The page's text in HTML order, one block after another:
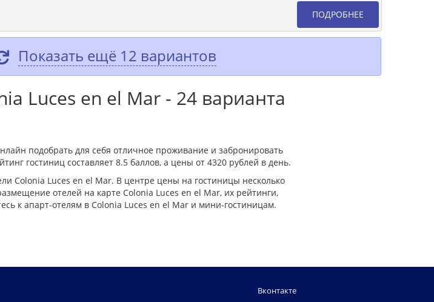
ПОДРОБНЕЕ
Показать ещё 12 вариантов
Luces en el Mar - 24 варианта
подобрать для себя отличное проживание и забронировать
гостиниц составляет 8.5 баллов, а цены от 4320 рублей в день.
Colonia Luces en el Mar. В центре цены на гостиницы несколько
отелей на карте Colonia Luces en el Mar, их рейтинги,
к апарт-отелям в Colonia Luces en el Mar и мини-гостиницам.
Вконтакте